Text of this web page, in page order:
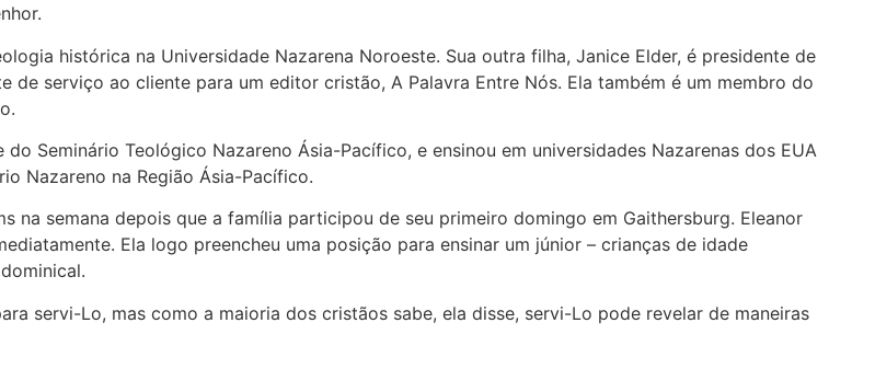
histórica na Universidade Nazarena Noroeste. Sua outra filha, Janice Elder, é presidente de
de serviço ao cliente para um editor cristão, A Palavra Entre Nós. Ela também é um membro do
Seminário Teológico Nazareno Ásia-Pacífico, e ensinou em universidades Nazarenas dos EUA
Nazareno na Região Ásia-Pacífico.
na semana depois que a família participou de seu primeiro domingo em Gaithersburg. Eleanor
Ela logo preencheu uma posição para ensinar um júnior – crianças de idade
servi-Lo, mas como a maioria dos cristãos sabe, ela disse, servi-Lo pode revelar de maneiras